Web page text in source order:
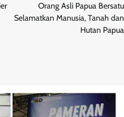
Orang Asli Papua Bersatu
Selamatkan Manusia, Tanah dan
Hutan Papua